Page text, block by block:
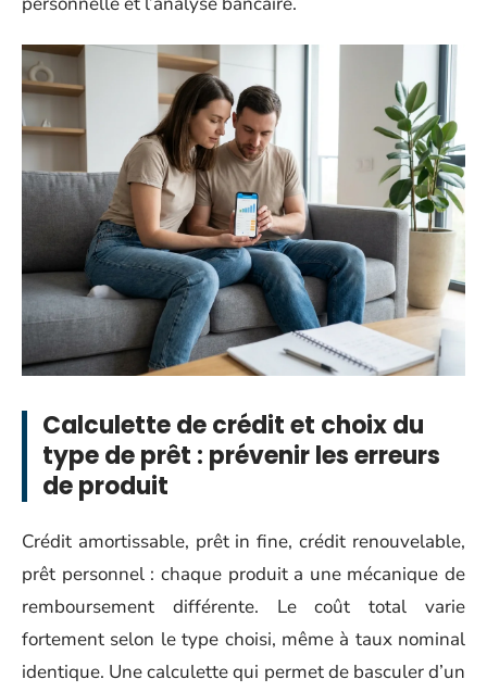
Calculette de crédit et choix du
type de prêt : prévenir les erreurs
de produit
Crédit amortissable, prêt in fine, crédit renouvelable,
prêt personnel : chaque produit a une mécanique de
remboursement différente. Le coût total varie
fortement selon le type choisi, même à taux nominal
identique. Une calculette qui permet de basculer d’un